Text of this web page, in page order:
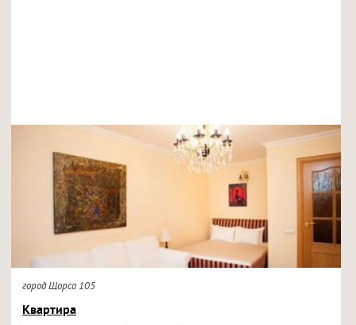
город Щорса 105
Квартира